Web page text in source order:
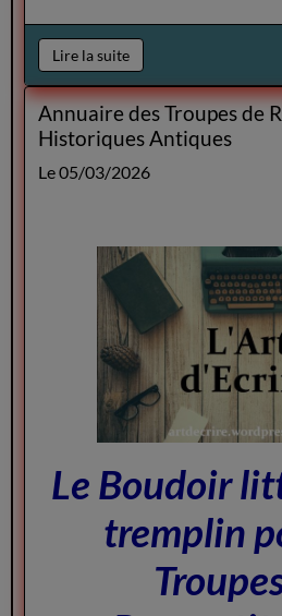
Lire la suite
Annuaire des Troupes de
Historiques Antiques
Le 05/03/2026
Le Boudoir
tremplin